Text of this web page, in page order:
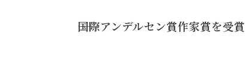
――国際アンデルセン賞作家賞を受賞――